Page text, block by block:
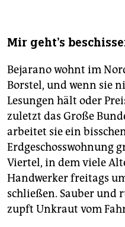
Mir geht's
Bejarano wohnt im
Borstel, und wenn sie
Lesungen hält oder
zuletzt das Große
arbeitet sie ein
Erdgeschosswohnung
Viertel, in dem viele
Handwerker freitags
schließen. Sauber und
zupft Unkraut vom